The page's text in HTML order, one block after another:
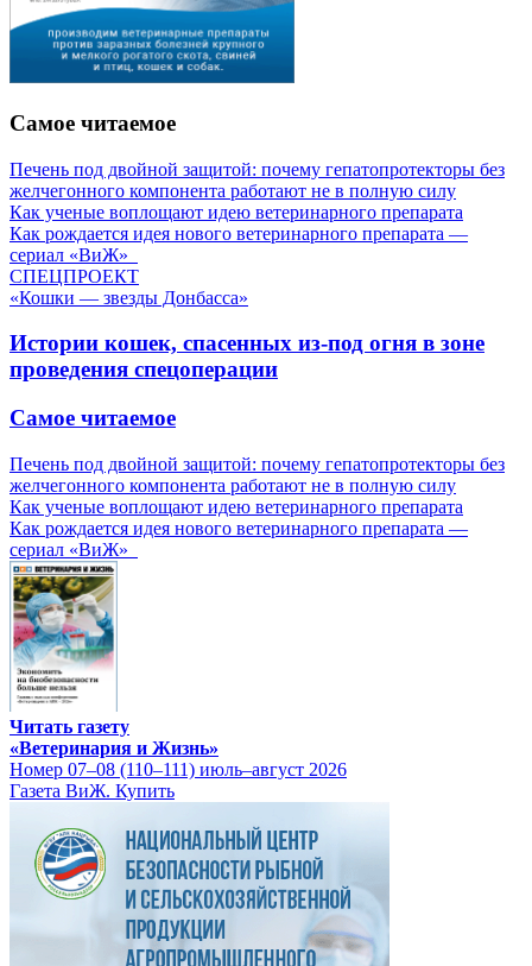
Самое читаемое
Печень под двойной защитой: почему гепатопротекторы без
желчегонного компонента работают не в полную силу
Как ученые воплощают идею ветеринарного препарата
Как рождается идея нового ветеринарного препарата —
сериал «ВиЖ»
СПЕЦПРОЕКТ
«Кошки — звезды Донбасса»
Истории кошек, спасенных из-под огня в зоне
проведения спецоперации
Самое читаемое
Печень под двойной защитой: почему гепатопротекторы без
желчегонного компонента работают не в полную силу
Как ученые воплощают идею ветеринарного препарата
Как рождается идея нового ветеринарного препарата —
сериал «ВиЖ»
Читать газету
«Ветеринария и Жизнь»
Номер 07–08 (110–111) июль–август 2026
Газета ВиЖ. Купить